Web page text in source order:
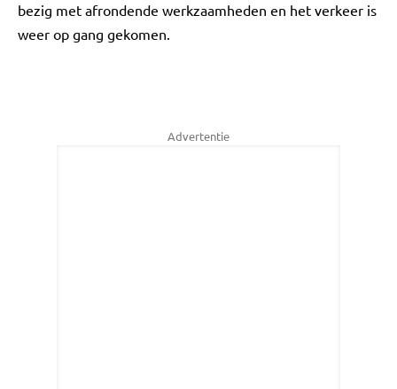
bezig met afrondende werkzaamheden en het verkeer is
weer op gang gekomen.
Advertentie